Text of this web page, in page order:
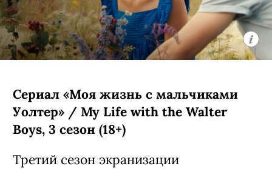
Сериал «Моя жизнь с мальчиками
Уолтер» / My Life with the Walter
Boys, 3 сезон (18+)
Третий сезон экранизации